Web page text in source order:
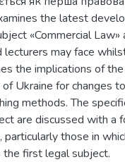
the latest
«Commercial Law»
may face
the implications of
of Ukraine for changes
methods. The
are discussed with a
those in
the first legal subject.